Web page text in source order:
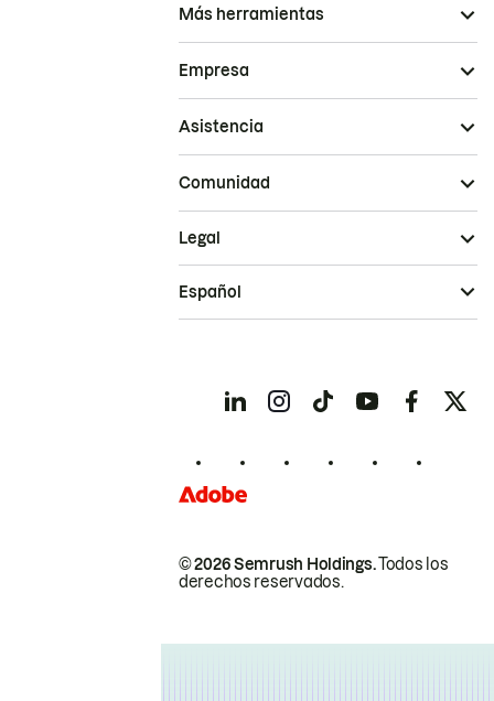
Más herramientas
Empresa
Asistencia
Comunidad
© 2026 Semrush Holdings.Todos los
derechos reservados.
Legal
Español